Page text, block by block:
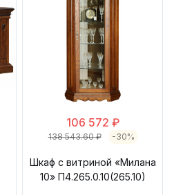
106 572 ₽
138 543.60₽ -30%
Шкаф с витриной «Милана
10» П4.265.0.10(265.10)